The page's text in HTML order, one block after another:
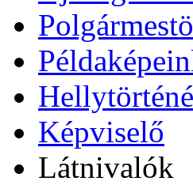
Képviselő
Látnivalók